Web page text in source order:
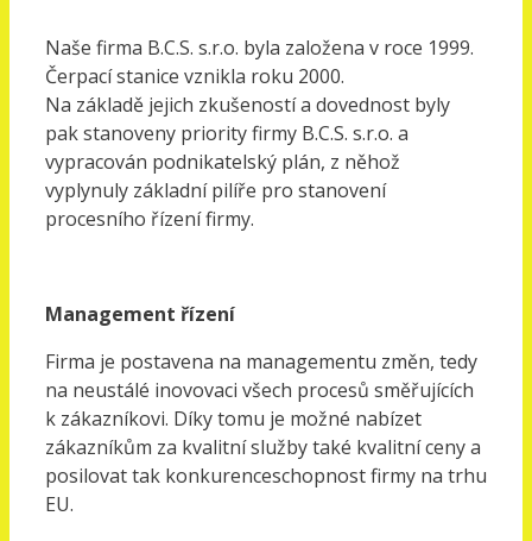
Naše firma B.C.S. s.r.o. byla založena v roce 1999.
Čerpací stanice vznikla roku 2000.
Na základě jejich zkušeností a dovednost byly
pak stanoveny priority firmy B.C.S. s.r.o. a
vypracován podnikatelský plán, z něhož
vyplynuly základní pilíře pro stanovení
procesního řízení firmy.
Management řízení
Firma je postavena na managementu změn, tedy
na neustálé inovovaci všech procesů směřujících
k zákazníkovi. Díky tomu je možné nabízet
zákazníkům za kvalitní služby také kvalitní ceny a
posilovat tak konkurenceschopnost firmy na trhu
EU.